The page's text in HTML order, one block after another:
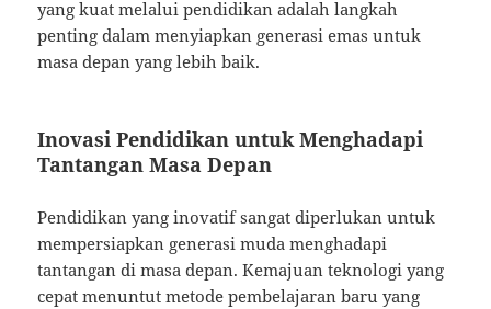
yang kuat melalui pendidikan adalah langkah
penting dalam menyiapkan generasi emas untuk
masa depan yang lebih baik.
Inovasi Pendidikan untuk Menghadapi
Tantangan Masa Depan
Pendidikan yang inovatif sangat diperlukan untuk
mempersiapkan generasi muda menghadapi
tantangan di masa depan. Kemajuan teknologi yang
cepat menuntut metode pembelajaran baru yang